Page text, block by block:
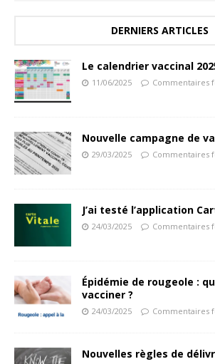
DERNIERS ARTICLES
Le calendrier vaccinal
11/06/2025 Commentaires
Nouvelle campagne de
29/03/2025 Commentaires
J’ai testé l’application
24/03/2025 Commentaires
Épidémie de rougeole :
vacciner ?
24/03/2025 Commentaires
Nouvelles règles de